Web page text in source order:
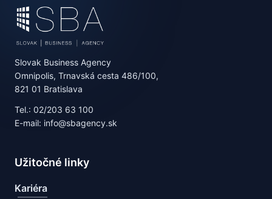
Slovak Business Agency
Omnipolis, Trnavská cesta 486/100,
821 01 Bratislava
Tel.: 02/203 63 100
E-mail: info@sbagency.sk
Užitočné linky
Kariéra